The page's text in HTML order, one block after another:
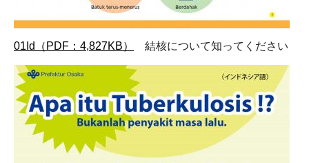
01Id（PDF：4,827KB） 結核について知ってください